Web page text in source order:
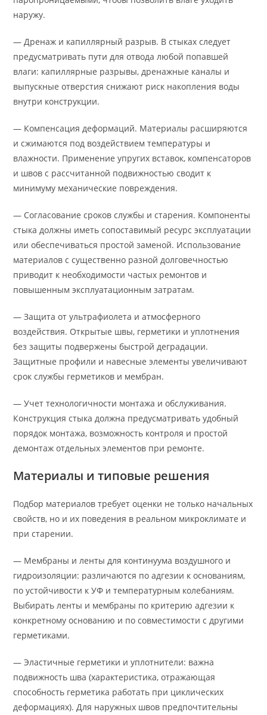
наружу.
— Дренаж и капиллярный разрыв. В стыках следует
предусматривать пути для отвода любой попавшей
влаги: капиллярные разрывы, дренажные каналы и
выпускные отверстия снижают риск накопления воды
внутри конструкции.
— Компенсация деформаций. Материалы расширяются
и сжимаются под воздействием температуры и
влажности. Применение упругих вставок, компенсаторов
и швов с рассчитанной подвижностью сводит к
минимуму механические повреждения.
— Согласование сроков службы и старения. Компоненты
стыка должны иметь сопоставимый ресурс эксплуатации
или обеспечиваться простой заменой. Использование
материалов с существенно разной долговечностью
приводит к необходимости частых ремонтов и
повышенным эксплуатационным затратам.
— Защита от ультрафиолета и атмосферного
воздействия. Открытые швы, герметики и уплотнения
без защиты подвержены быстрой деградации.
Защитные профили и навесные элементы увеличивают
срок службы герметиков и мембран.
— Учет технологичности монтажа и обслуживания.
Конструкция стыка должна предусматривать удобный
порядок монтажа, возможность контроля и простой
демонтаж отдельных элементов при ремонте.
Материалы и типовые решения
Подбор материалов требует оценки не только начальных
свойств, но и их поведения в реальном микроклимате и
при старении.
— Мембраны и ленты для континуума воздушного и
гидроизоляции: различаются по адгезии к основаниям,
по устойчивости к УФ и температурным колебаниям.
Выбирать ленты и мембраны по критерию адгезии к
конкретному основанию и по совместимости с другими
герметиками.
— Эластичные герметики и уплотнители: важна
подвижность шва (характеристика, отражающая
способность герметика работать при циклических
деформациях). Для наружных швов предпочтительны